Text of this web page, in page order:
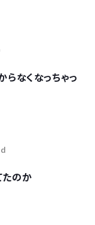
らなくなっちゃっ
たのか